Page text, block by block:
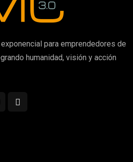
para emprendedores de
humanidad, visión y acción